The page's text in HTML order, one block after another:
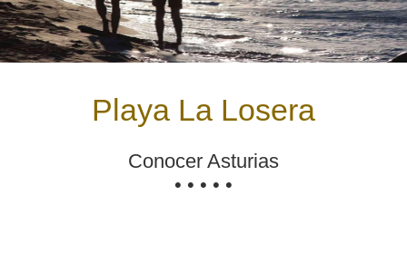
Playa La Losera
Conocer Asturias
• • • • •